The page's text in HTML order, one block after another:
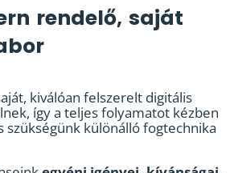
rendelő, saját
kiválóan felszerelt digitális
így a teljes folyamatot kézben
szükségünk különálló fogtechnika